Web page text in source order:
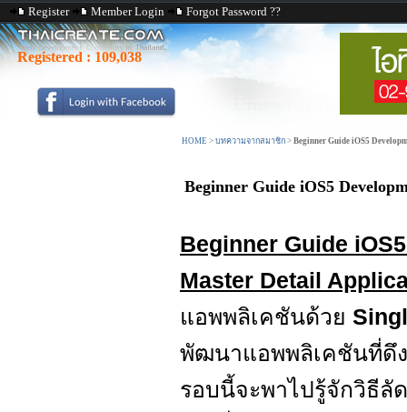
Register Member Login Forgot Password ??
Registered : 109,038
HOME > บทความจากสมาชิก > Beginner Guide iOS5
Beginner Guide iOS5
Beginner Guide
Master Detail
แอพพลิเคชันด้วย
พัฒนาแอพพลิเคชันที่ดึ
รอบนี้จะพาไปรู้จักวิธี